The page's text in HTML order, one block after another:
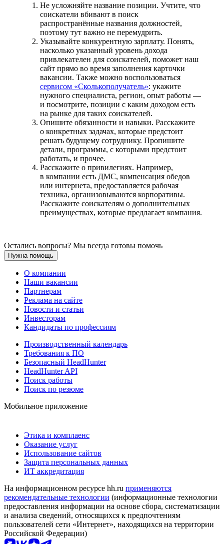
Не усложняйте название позиции. Учтите, что
соискатели вбивают в поиск
распространённые названия должностей,
поэтому тут важно не перемудрить.
Указывайте конкурентную зарплату. Понять,
насколько указанный уровень дохода
привлекателен для соискателей, поможет наш
сайт прямо во время заполнения карточки
вакансии. Также можно воспользоваться
сервисом «Сколькополучатель»: укажите
нужного специалиста, регион, опыт работы —
и посмотрите, позиции с каким доходом есть
на рынке для таких соискателей.
Опишите обязанности и навыки. Расскажите
о конкретных задачах, которые предстоит
решать будущему сотруднику. Пропишите
детали, программы, с которыми предстоит
работать, и прочее.
Расскажите о привилегиях. Например,
в компании есть ДМС, компенсация обедов
или интернета, предоставляется рабочая
техника, организовываются корпоративы.
Расскажите соискателям о дополнительных
преимуществах, которые предлагает компания.
Остались вопросы? Мы всегда готовы помочь
Нужна помощь
О компании
Наши вакансии
Партнерам
Реклама на сайте
Новости и статьи
Инвесторам
Кандидаты по профессиям
Производственный календарь
Требования к ПО
Безопасный HeadHunter
HeadHunter API
Поиск работы
Поиск по резюме
Мобильное приложение
Этика и комплаенс
Оказание услуг
Использование сайтов
Защита персональных данных
ИТ аккредитация
На информационном ресурсе hh.ru применяются
рекомендательные технологии (информационные технологии
предоставления информации на основе сбора, систематизации
и анализа сведений, относящихся к предпочтениям
пользователей сети «Интернет», находящихся на территории
Российской Федерации)